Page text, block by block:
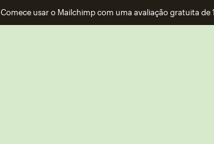
Comece usar o Mailchimp com uma avaliação gratuita de